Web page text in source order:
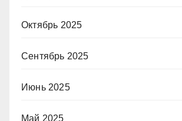
Октябрь 2025
Сентябрь 2025
Июнь 2025
Май 2025